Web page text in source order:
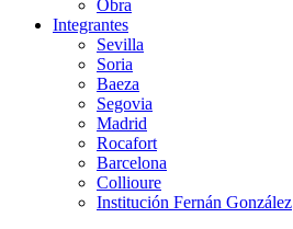
Obra
Integrantes
Sevilla
Soria
Baeza
Segovia
Madrid
Rocafort
Barcelona
Collioure
Institución Fernán González